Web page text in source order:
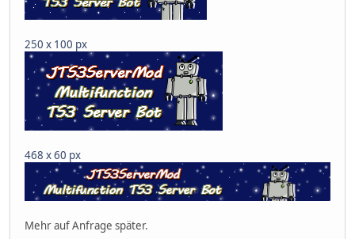
250 x 100 px
468 x 60 px
Mehr auf Anfrage später.